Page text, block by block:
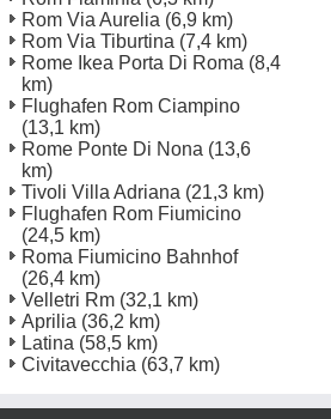
Rom Via Aurelia (6,9 km)
Rom Via Tiburtina (7,4 km)
Rome Ikea Porta Di Roma (8,4
km)
Flughafen Rom Ciampino
(13,1 km)
Rome Ponte Di Nona (13,6
km)
Tivoli Villa Adriana (21,3 km)
Flughafen Rom Fiumicino
(24,5 km)
Roma Fiumicino Bahnhof
(26,4 km)
Velletri Rm (32,1 km)
Aprilia (36,2 km)
Latina (58,5 km)
Civitavecchia (63,7 km)